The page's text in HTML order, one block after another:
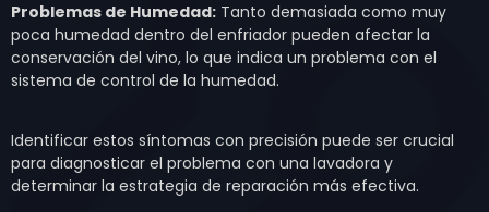
Problemas de Humedad: Tanto demasiada como muy
poca humedad dentro del enfriador pueden afectar la
conservación del vino, lo que indica un problema con el
sistema de control de la humedad.
Identificar estos síntomas con precisión puede ser crucial
para diagnosticar el problema con una lavadora y
determinar la estrategia de reparación más efectiva.